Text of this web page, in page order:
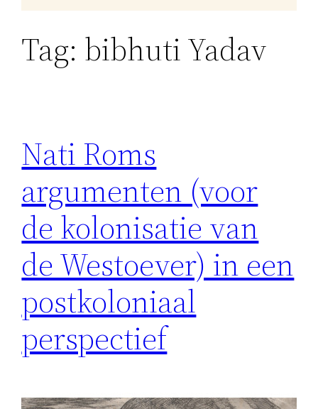
Tag: bibhuti Yadav
Nati Roms
argumenten (voor
de kolonisatie van
de Westoever) in een
postkoloniaal
perspectief